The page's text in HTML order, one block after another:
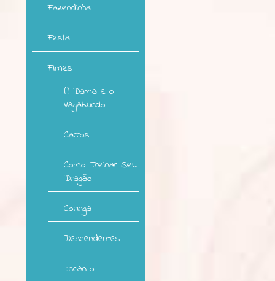
Fazendinha
Festa
Filmes
A Dama e o
Vagabundo
Carros
Como Treinar Seu
Dragão
Coringa
Descendentes
Encanto